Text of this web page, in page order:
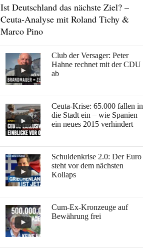
Ist Deutschland das nächste Ziel? –
Ceuta-Analyse mit Roland Tichy &
Marco Pino
Club der Versager: Peter
Hahne rechnet mit der CDU
ab
Ceuta-Krise: 65.000 fallen in
die Stadt ein – wie Spanien
ein neues 2015 verhindert
Schuldenkrise 2.0: Der Euro
steht vor dem nächsten
Kollaps
Cum-Ex-Kronzeuge auf
Bewährung frei